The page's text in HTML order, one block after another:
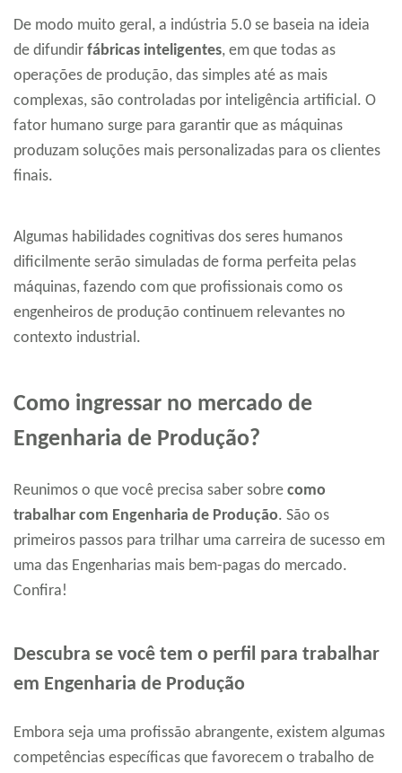
De modo muito geral, a indústria 5.0 se baseia na ideia
de difundir fábricas inteligentes, em que todas as
operações de produção, das simples até as mais
complexas, são controladas por inteligência artificial. O
fator humano surge para garantir que as máquinas
produzam soluções mais personalizadas para os clientes
finais.
Algumas habilidades cognitivas dos seres humanos
dificilmente serão simuladas de forma perfeita pelas
máquinas, fazendo com que profissionais como os
engenheiros de produção continuem relevantes no
contexto industrial.
Como ingressar no mercado de
Engenharia de Produção?
Reunimos o que você precisa saber sobre como
trabalhar com Engenharia de Produção. São os
primeiros passos para trilhar uma carreira de sucesso em
uma das Engenharias mais bem-pagas do mercado.
Confira!
Descubra se você tem o perfil para trabalhar
em Engenharia de Produção
Embora seja uma profissão abrangente, existem algumas
competências específicas que favorecem o trabalho de